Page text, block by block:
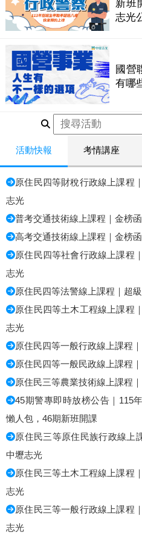
新班
志光
國營
有哪
活動快報 考情講座
原住民四等財稅行政線上課程
志光
普考交通技術線上課程｜金榜
高考交通技術線上課程｜金榜
原住民四等社會行政線上課程
志光
原住民四等法警線上課程｜超
原住民四等土木工程線上課程
志光
原住民四等一般行政線上課程
原住民四等一般民政線上課程
原住民三等農業技術線上課程
45期警專即時放榜公告｜115
懶人包，46期新班開課
原住民三等原住民族行政線上
中壢志光
原住民三等土木工程線上課程
志光
原住民三等一般行政線上課程
志光